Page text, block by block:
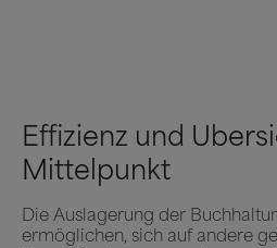
Effizienz und
Mittelpunkt
Die Auslagerung der
ermöglichen, sich auf andere